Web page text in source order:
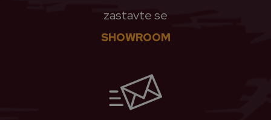
zastavte se
SHOWROOM